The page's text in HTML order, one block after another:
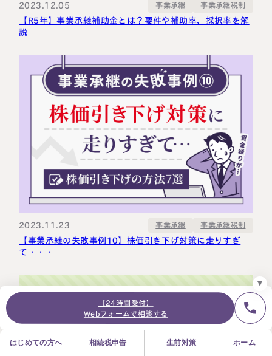
【24時間受付】
Webフォームで相談する
はじめての方へ 相続税申告 生前対策 ホーム
0120-80-2929
9:00～18:00 (土日祝日除く)
＼登録で無料プレゼント／
LINE友だち追加
24時間オンライン受付
面談の予約はこちら
2023.12.05 事業承継 事業承継税制
【R5年】事業承継補助金とは？要件や補助率、採択率を解
説
2023.11.23 事業承継 事業承継税制
【事業承継の失敗事例10】株価引き下げ対策に走りすぎ
て・・・